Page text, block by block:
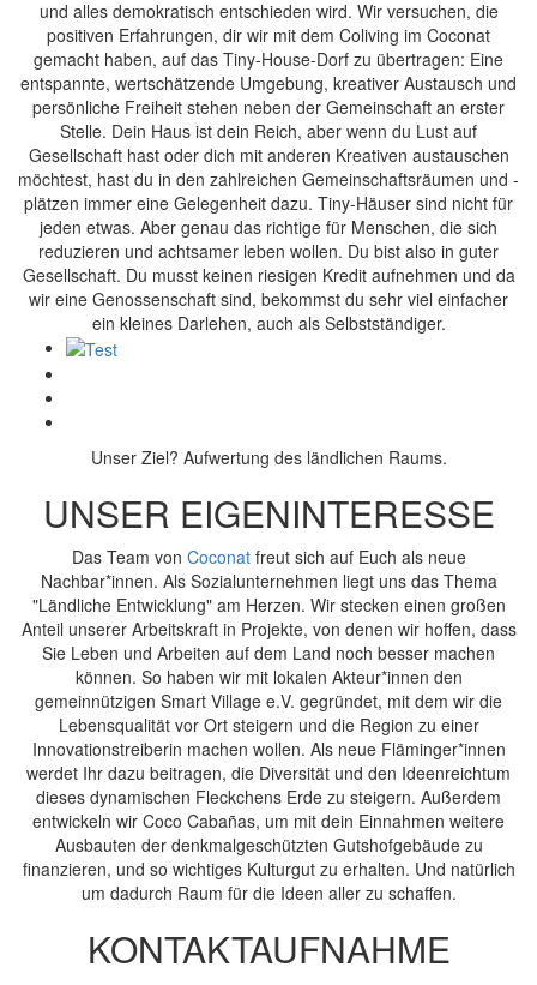
und alles demokratisch entschieden wird. Wir versuchen, die
positiven Erfahrungen, dir wir mit dem Coliving im Coconat
gemacht haben, auf das Tiny-House-Dorf zu übertragen: Eine
entspannte, wertschätzende Umgebung, kreativer Austausch und
persönliche Freiheit stehen neben der Gemeinschaft an erster
Stelle. Dein Haus ist dein Reich, aber wenn du Lust auf
Gesellschaft hast oder dich mit anderen Kreativen austauschen
möchtest, hast du in den zahlreichen Gemeinschaftsräumen und -
plätzen immer eine Gelegenheit dazu. Tiny-Häuser sind nicht für
jeden etwas. Aber genau das richtige für Menschen, die sich
reduzieren und achtsamer leben wollen. Du bist also in guter
Gesellschaft. Du musst keinen riesigen Kredit aufnehmen und da
wir eine Genossenschaft sind, bekommst du sehr viel einfacher
ein kleines Darlehen, auch als Selbstständiger.
Unser Ziel? Aufwertung des ländlichen Raums.
UNSER EIGENINTERESSE
Das Team von Coconatfreut sich auf Euch als neue
Nachbar*innen. Als Sozialunternehmen liegt uns das Thema
"Ländliche Entwicklung" am Herzen. Wir stecken einen großen
Anteil unserer Arbeitskraft in Projekte, von denen wir hoffen, dass
Sie Leben und Arbeiten auf dem Land noch besser machen
können. So haben wir mit lokalen Akteur*innen den
gemeinnützigen Smart Village e.V. gegründet, mit dem wir die
Lebensqualität vor Ort steigern und die Region zu einer
Innovationstreiberin machen wollen. Als neue Fläminger*innen
werdet Ihr dazu beitragen, die Diversität und den Ideenreichtum
dieses dynamischen Fleckchens Erde zu steigern. Außerdem
entwickeln wir Coco Cabañas, um mit dein Einnahmen weitere
Ausbauten der denkmalgeschützten Gutshofgebäude zu
finanzieren, und so wichtiges Kulturgut zu erhalten. Und natürlich
um dadurch Raum für die Ideen aller zu schaffen.
KONTAKTAUFNAHME